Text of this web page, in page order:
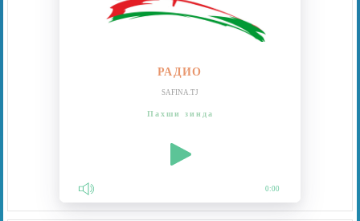
РАДИО
SAFINA.TJ
Пахши зинда
0:00